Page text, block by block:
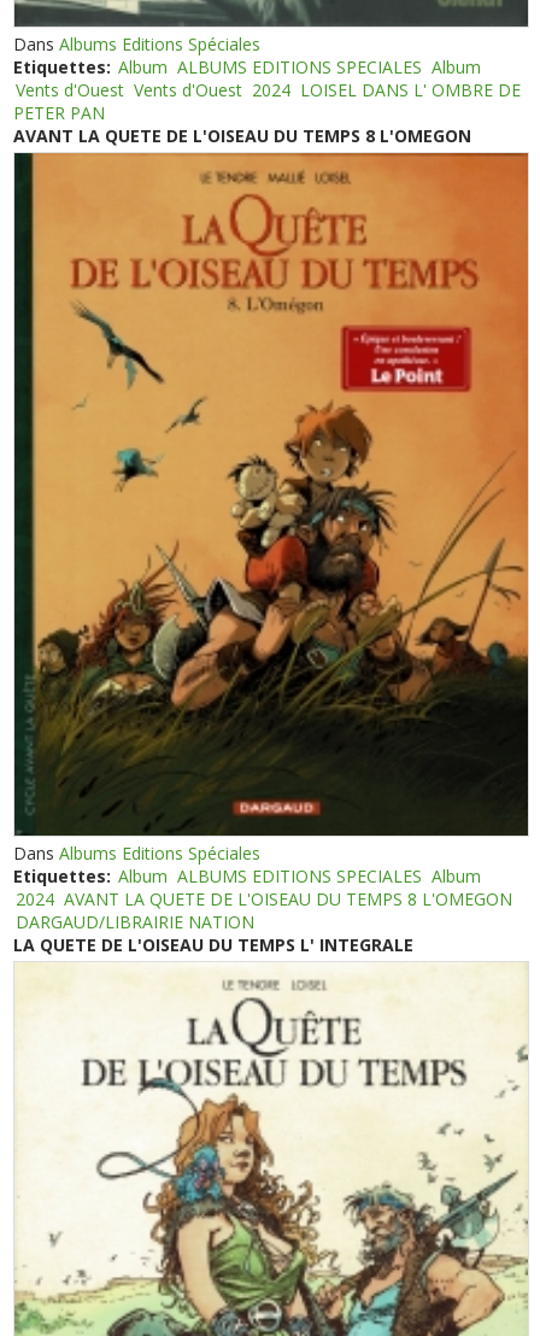
DansAlbums Editions Spéciales
Etiquettes: Album ALBUMS EDITIONS SPECIALES Album
Vents d'Ouest Vents d'Ouest 2024 LOISEL DANS L' OMBRE DE
PETER PAN
AVANT LA QUETE DE L'OISEAU DU TEMPS 8 L'OMEGON
DansAlbums Editions Spéciales
Etiquettes: Album ALBUMS EDITIONS SPECIALES Album
2024 AVANT LA QUETE DE L'OISEAU DU TEMPS 8 L'OMEGON
DARGAUD/LIBRAIRIE NATION
LA QUETE DE L'OISEAU DU TEMPS L' INTEGRALE